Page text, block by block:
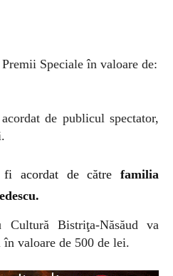
Speciale în valoare de:
de publicul spectator,
acordat de către familia
Cultură Bistriţa-Năsăud va
valoare de 500 de lei.